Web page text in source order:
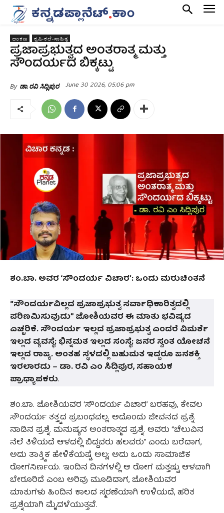
ಅಂಕಣ ಕೃಷಿ-ಕಲೆ-ಸಾಹಿತ್ಯ
ಪ್ರಜಾಪ್ರಭುತ್ವದ ಅಂತರಾತ್ಮ ಮತ್ತು
ಸೌಂದರ್ಯದ ಬಿಕ್ಕಟ್ಟು
By ಡಾ.ರವಿ ಸಿದ್ಲಿಪುರ June 30 2026, 05:06 pm
ಶಂ.ಬಾ. ಅವರ ‘ಸೌಂದರ್ಯ ವಿಚಾರ’: ಒಂದು ಮರುಚಿಂತನೆ
“ಸೌಂದರ್ಯವಿಲ್ಲದ ಪ್ರಜಾಪ್ರಭುತ್ವ ಸರ್ವಾಧಿಕಾರಿತ್ವದಲ್ಲಿ
ಪರಿಣಮಿಸುವುದು” ಜೋಶಿಯವರ ಈ ಮಾತು ಭವಿಷ್ಯದ
ಎಚ್ಚರಿಕೆ. ಸೌಂದರ್ಯ ಇಲ್ಲದ ಪ್ರಜಾಪ್ರಭುತ್ವ ಎಂದರೆ ವಿಮರ್ಶೆ
ಇಲ್ಲದ ವ್ಯವಸ್ಥೆ; ಭಿನ್ನಮತ ಇಲ್ಲದ ಸಂಸ್ಥೆ; ಜನರ ಸ್ವಂತ ಯೋಚನೆ
ಇಲ್ಲದ ರಾಜ್ಯ. ಅಂತಹ ಸ್ಥಳದಲ್ಲಿ ಬಹುಮತ ಇದ್ದರೂ ಜನಶಕ್ತಿ
ಇರಲಾರದು – ಡಾ. ರವಿ ಎಂ ಸಿದ್ಲಿಪುರ, ಸಹಾಯಕ
ಪ್ರಾಧ್ಯಾಪಕರು.
ಶಂ.ಬಾ. ಜೋಶಿಯವರ ‘ಸೌಂದರ್ಯ ವಿಚಾರ’ ಬರಹವು, ಕೇವಲ
ಸೌಂದರ್ಯ ತತ್ತ್ವದ ಪ್ರಬಂಧವಲ್ಲ. ಅದೊಂದು ಜೀವನದ ಪ್ರಶ್ನೆ.
ನಾಡಿನ ಪ್ರಶ್ನೆ. ಮನುಷ್ಯನ ಅಂತರಾತ್ಮದ ಪ್ರಶ್ನೆ. ಅವರು “ಚೆಲುವಿನ
ನೆಲೆ ತಿಳಿಯದೆ ಆಳದಲ್ಲಿ ಬಿದ್ದವರು ಹಲವರು” ಎಂದು ಬರೆದಾಗ,
ಅದು ತಾತ್ತ್ವಿಕ ಹೇಳಿಕೆಯಷ್ಟೆ ಅಲ್ಲ; ಅದು ಒಂದು ಸಾಮಾಜಿಕ
ರೋಗನಿರ್ಣಯ. ಇಂದಿನ ದಿನಗಳಲ್ಲಿ ಆ ರೋಗ ಮತ್ತಷ್ಟು ಆಳವಾಗಿ
ಬೇರೂರಿದೆ ಎಂಬ ಅರಿವು ಮೂಡಿದಾಗ, ಜೋಶಿಯವರ
ಮಾತುಗಳು ಹಿಂದಿನ ಕಾಲದ ಸ್ಮರಣೆಯಾಗಿ ಉಳಿಯದೆ, ಹರಿತ
ಪ್ರಶ್ನೆಯಾಗಿ ಮೈದಳೆಯುತ್ತವೆ.